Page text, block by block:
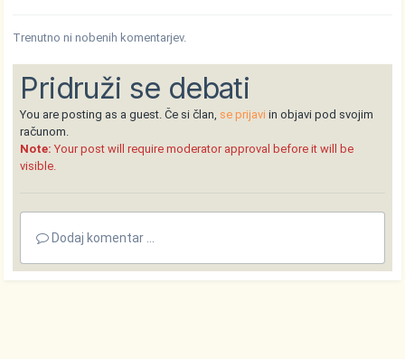
Trenutno ni nobenih komentarjev.
Pridruži se debati
You are posting as a guest. Če si član, se prijavi in objavi pod svojim
računom.
Note: Your post will require moderator approval before it will be
visible.
Dodaj komentar ...